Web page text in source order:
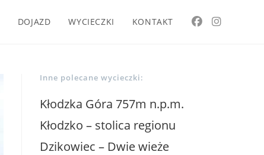
DOJAZD WYCIECZKI KONTAKT
Inne polecane wycieczki:
Kłodzka Góra 757m n.p.m.
Kłodzko – stolica regionu
Dzikowiec – Dwie wieże